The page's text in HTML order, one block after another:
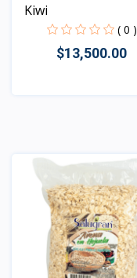
Kiwi
( 0 )
$13,500.00